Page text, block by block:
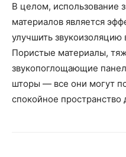
В целом, использование
материалов является
улучшить звукоизоляцию
Пористые материалы,
звукопоглощающие
шторы — все они могут
спокойное пространство